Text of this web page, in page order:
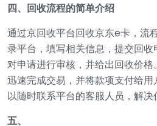
四、回收流程的简单介绍
通过京回收平台回收京东e卡，流
录平台，填写相关信息，提交回
对申请进行审核，并给出回收价
迅速完成交易，并将款项支付给
以随时联系平台的客服人员，解决
五、